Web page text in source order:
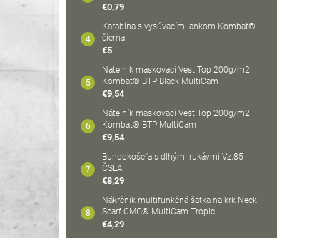
€0,79
Karabína s vysúvacím lankom Kombat®
čierna
€5
Nátelník maskovací Vest Top 200g/m2
Kombat® BTP Black MultiCam
€9,54
Nátelník maskovací Vest Top 200g/m2
Kombat® BTP MultiCam
€9,54
Bundokošeľa s dlhými rukávmi Vz.85
ČSLA
€8,29
Nákrčník multifunkčná šatka na krk Neck
Scarf CMG® MultiCam Tropic
€4,29